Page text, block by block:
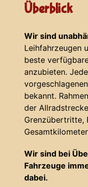
Überblick
Wir sind
Leihfahrzeugen
beste
anzubieten.
bekannt.
der
Grenzübertritte,
Wir sind bei
Fahrzeuge
dabei.